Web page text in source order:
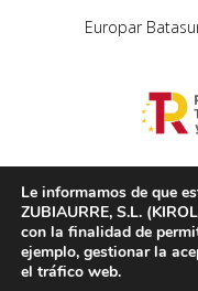
Europar
Le informamos de que
ZUBIAURRE, S.L.
con la finalidad de
ejemplo, gestionar la
el tráfico web.